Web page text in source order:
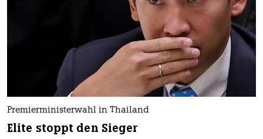
Premierministerwahl in Thailand
Elite stoppt den Sieger